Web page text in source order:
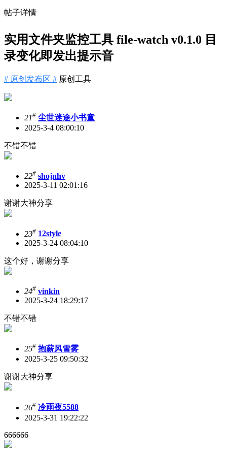
帖子详情
实用文件夹监控工具 file-watch v0.1.0 目
录变化即发出提示音
# 原创发布区 # 原创工具
21# 尘世迷途小书童
2025-3-4 08:00:10
不错不错
22# shojnhv
2025-3-11 02:01:16
谢谢大神分享
23# 12style
2025-3-24 08:04:10
这个好，谢谢分享
24# vinkin
2025-3-24 18:29:17
不错不错
25# 抱薪风雪雾
2025-3-25 09:50:32
谢谢大神分享
26# 冷雨夜5588
2025-3-31 19:22:22
666666